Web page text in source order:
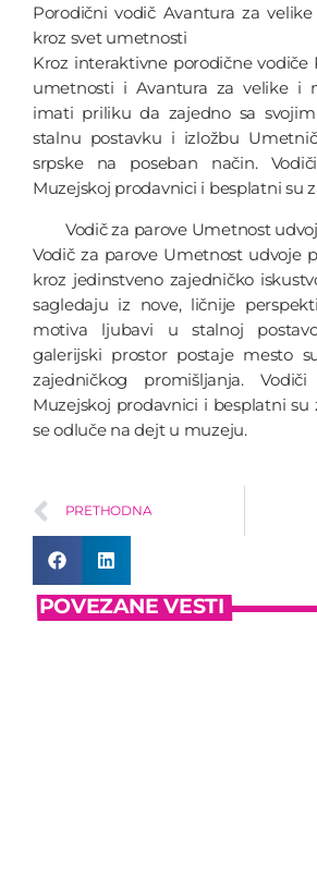
Porodični vodič Avantura za
kroz svet umetnosti
Kroz interaktivne porodične vodiče
umetnosti i Avantura za velike i
imati priliku da zajedno sa
stalnu postavku i izložbu
srpske na poseban način.
Muzejskoj prodavnici i besplatni su
Vodič za parove Umetnost
Vodič za parove Umetnost udvoje
kroz jedinstveno zajedničko
sagledaju iz nove, ličnije
motiva ljubavi u stalnoj
galerijski prostor postaje mesto
zajedničkog promišljanja.
Muzejskoj prodavnici i besplatni su
se odluče na dejt u muzeju.
PRETHODNA
POVEZANE VESTI